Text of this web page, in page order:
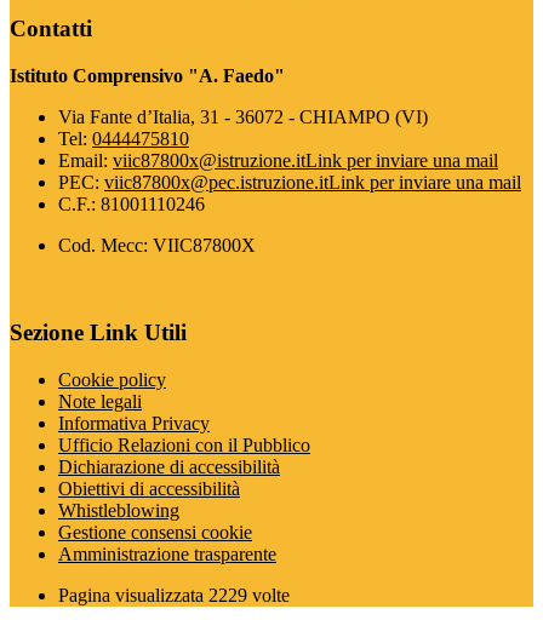
Contatti
Istituto Comprensivo "A. Faedo"
Via Fante d’Italia, 31 - 36072 - CHIAMPO (VI)
Tel: 0444475810
Email: viic87800x@istruzione.itLink per inviare una mail
PEC: viic87800x@pec.istruzione.itLink per inviare una mail
C.F.: 81001110246
Cod. Mecc: VIIC87800X
Sezione Link Utili
Cookie policy
Note legali
Informativa Privacy
Ufficio Relazioni con il Pubblico
Dichiarazione di accessibilità
Obiettivi di accessibilità
Whistleblowing
Gestione consensi cookie
Amministrazione trasparente
Pagina visualizzata 2229 volte